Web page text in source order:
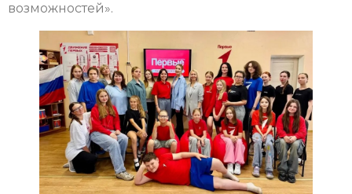
возможностей».